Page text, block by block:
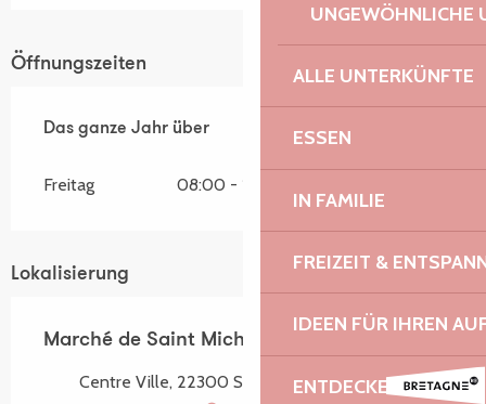
UNGEWÖHNLICHE
ALLE UNTERKÜNFTE
ESSEN
IN FAMILIE
FREIZEIT &
IDEEN FÜR IHREN
ENTDECKEN
Öffnungszeiten
Das ganze Jahr über
Das ganze Jahr über
Freitag 08:00 - 12:30
Lokalisierung
Marché de Saint Michel en Grève
Centre Ville, 22300 Saint-Michel-en-Grève